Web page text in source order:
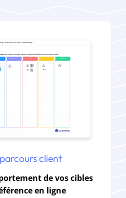
client
de vos cibles
en ligne